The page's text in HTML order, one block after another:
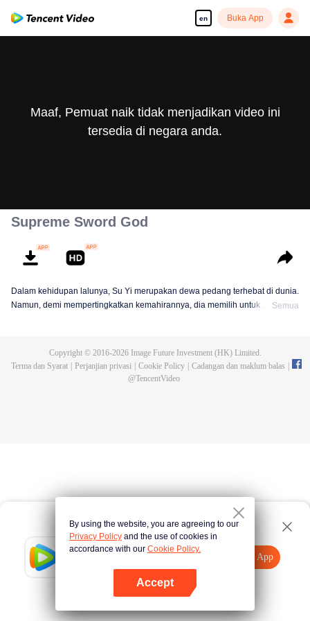
en Buka App
Tencent Video
Buka App
Ketik di sini cuba semula
Maaf, Pemuat naik tidak menjadikan video ini
tersedia di negara anda.
Supreme Sword God
Dalam kehidupan lalunya, Su Yi merupakan dewa pedang terhebat di dunia.
Namun, demi mempertingkatkan kemahirannya, dia memilih untuk
kuasa kultivasinya dan terpaksa menjadi menantu tinggal serumah. Setahun
kemudian, ingatannya dari kehidupan lalu kembali, dan kebangkitannya pun
Semua
Copyright © 2016-2026Image Future Investment (HK) Limited.
Terma dan Syarat
Perjanjian privasi Cookie Policy Cadangan dan maklum balas
@TencentVideo
By using the website, you are agreeing to our
Privacy Policy and the use of cookies in
accordance with our Cookie Policy.
Accept